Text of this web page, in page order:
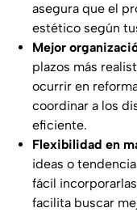
asegura que el
estético según
Mejor
plazos más
ocurrir en
coordinar a los
eficiente.
Flexibilidad en
ideas o
fácil
facilita buscar